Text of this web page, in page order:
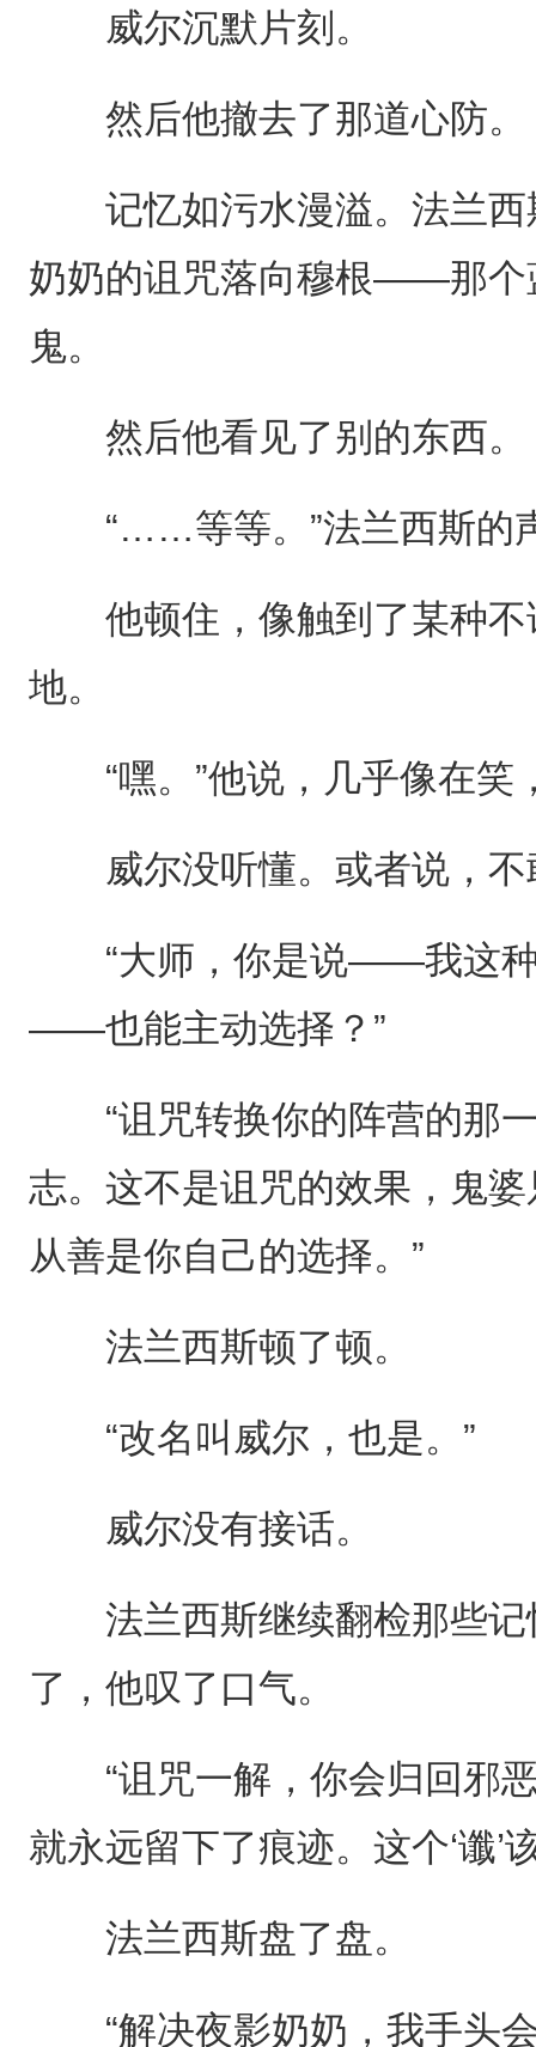
威尔沉默片刻。
然后他撤去了那道心防。
记忆如污水漫溢。法兰西
奶奶的诅咒落向穆根——那个
鬼。
然后他看见了别的东西。
“……等等。”法兰西斯的声
他顿住，像触到了某种不
地。
“嘿。”他说，几乎像在笑
威尔没听懂。或者说，不
“大师，你是说——我这种
——也能主动选择？”
“诅咒转换你的阵营的那一
志。这不是诅咒的效果，鬼
从善是你自己的选择。”
法兰西斯顿了顿。
“改名叫威尔，也是。”
威尔没有接话。
法兰西斯继续翻检那些记
了，他叹了口气。
“诅咒一解，你会归回邪
就永远留下了痕迹。这个‘谶’
法兰西斯盘了盘。
“解决夜影奶奶，我手头会